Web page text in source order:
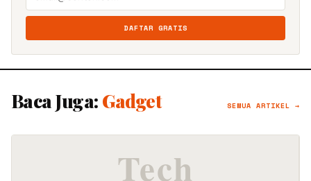
DAFTAR GRATIS
Baca Juga: Gadget SEMUA ARTIKEL →